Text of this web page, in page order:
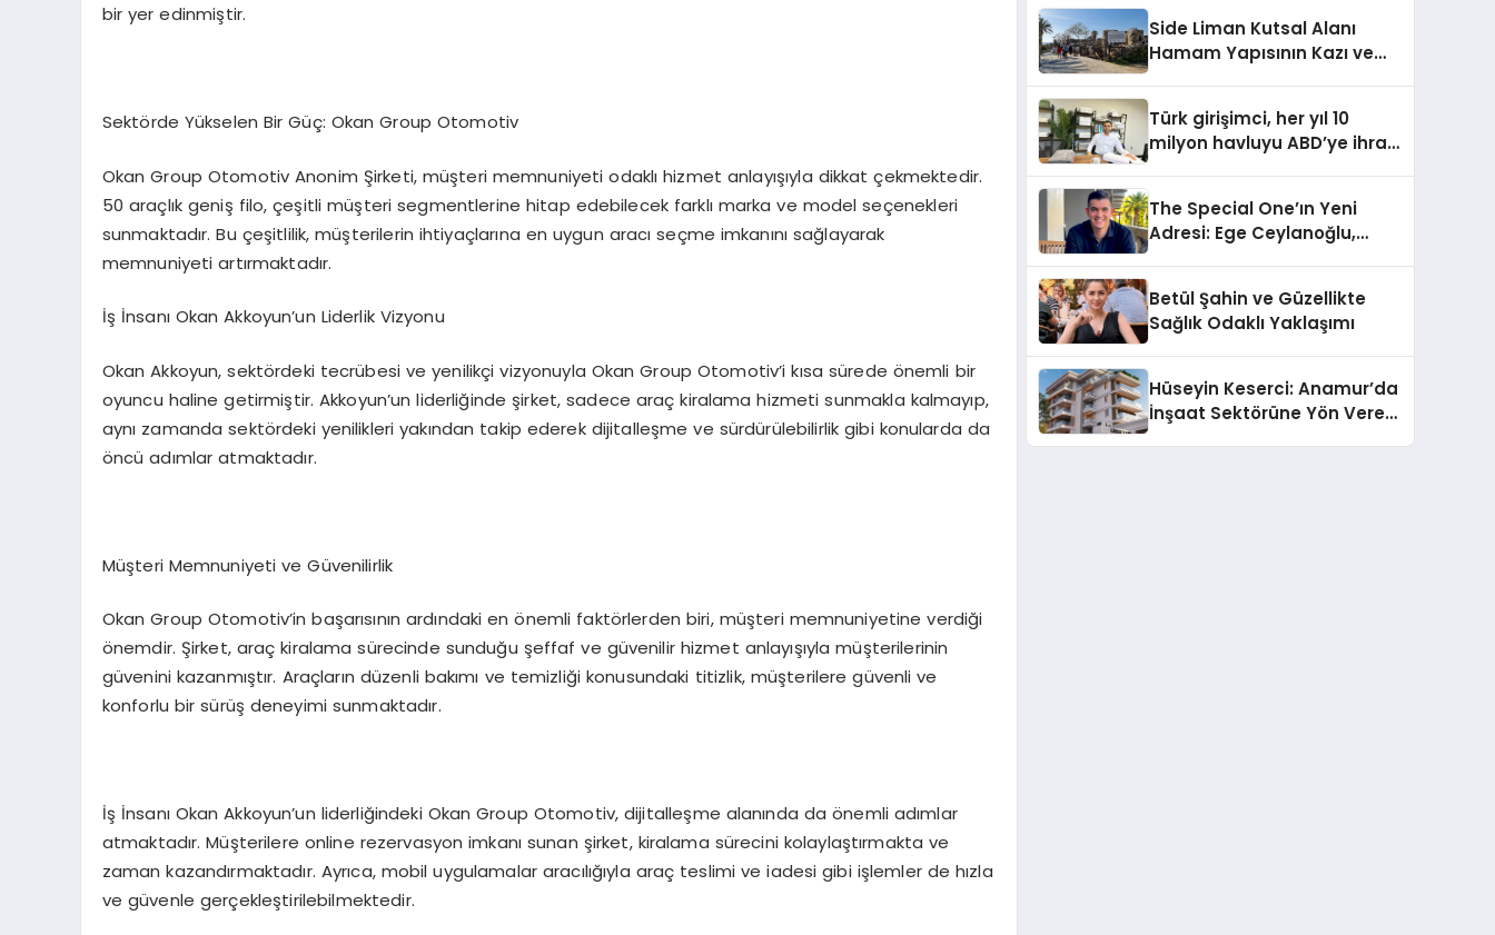
bir yer edinmiştir.
Sektörde Yükselen Bir Güç: Okan Group Otomotiv
Okan Group Otomotiv Anonim Şirketi, müşteri memnuniyeti odaklı hizmet anlayışıyla dikkat çekmektedir.
50 araçlık geniş filo, çeşitli müşteri segmentlerine hitap edebilecek farklı marka ve model seçenekleri
sunmaktadır. Bu çeşitlilik, müşterilerin ihtiyaçlarına en uygun aracı seçme imkanını sağlayarak
memnuniyeti artırmaktadır.
İş İnsanı Okan Akkoyun’un Liderlik Vizyonu
Okan Akkoyun, sektördeki tecrübesi ve yenilikçi vizyonuyla Okan Group Otomotiv’i kısa sürede önemli bir
oyuncu haline getirmiştir. Akkoyun’un liderliğinde şirket, sadece araç kiralama hizmeti sunmakla kalmayıp,
aynı zamanda sektördeki yenilikleri yakından takip ederek dijitalleşme ve sürdürülebilirlik gibi konularda da
öncü adımlar atmaktadır.
Müşteri Memnuniyeti ve Güvenilirlik
Okan Group Otomotiv’in başarısının ardındaki en önemli faktörlerden biri, müşteri memnuniyetine verdiği
önemdir. Şirket, araç kiralama sürecinde sunduğu şeffaf ve güvenilir hizmet anlayışıyla müşterilerinin
güvenini kazanmıştır. Araçların düzenli bakımı ve temizliği konusundaki titizlik, müşterilere güvenli ve
konforlu bir sürüş deneyimi sunmaktadır.
İş İnsanı Okan Akkoyun’un liderliğindeki Okan Group Otomotiv, dijitalleşme alanında da önemli adımlar
atmaktadır. Müşterilere online rezervasyon imkanı sunan şirket, kiralama sürecini kolaylaştırmakta ve
zaman kazandırmaktadır. Ayrıca, mobil uygulamalar aracılığıyla araç teslimi ve iadesi gibi işlemler de hızla
ve güvenle gerçekleştirilebilmektedir.
Side Liman Kutsal Alanı
Hamam Yapısının Kazı ve
Katkılarıyla Tamamlandı
Türk girişimci, her yıl 10
milyon havluyu ABD’ye ihraç
The Special One’ın Yeni
Adresi: Ege Ceylanoğlu,
Geldi!
Betül Şahin ve Güzellikte
Sağlık Odaklı Yaklaşımı
Hüseyin Keserci: Anamur’da
İnşaat Sektörüne Yön Veren